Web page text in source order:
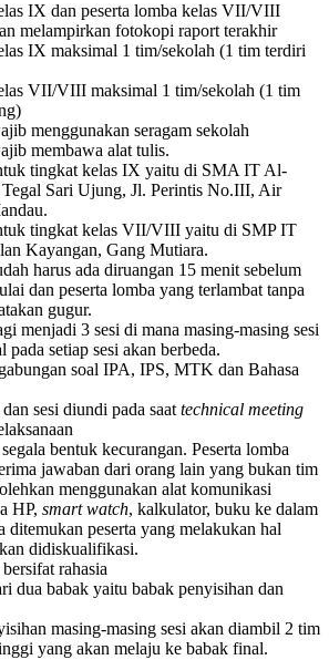
IX dan peserta lomba kelas VII/VIII
melampirkan fotokopi raport terakhir
IX maksimal 1 tim/sekolah (1 tim terdiri
VII/VIII maksimal 1 tim/sekolah (1 tim
menggunakan seragam sekolah
membawa alat tulis.
tingkat kelas IX yaitu di SMA IT Al-
Tegal Sari Ujung, Jl. Perintis No.III, Air
tingkat kelas VII/VIII yaitu di SMP IT
Kayangan, Gang Mutiara.
harus ada diruangan 15 menit sebelum
dan peserta lomba yang terlambat tanpa
gugur.
menjadi 3 sesi di mana masing-masing sesi
setiap sesi akan berbeda.
soal IPA, IPS, MTK dan Bahasa
sesi diundi pada saattechnical meeting
bentuk kecurangan. Peserta lomba
jawaban dari orang lain yang bukan tim
menggunakan alat komunikasi
HP, smart watch, kalkulator, buku ke dalam
ditemukan peserta yang melakukan hal
didiskualifikasi.
rahasia
dua babak yaitu babak penyisihan dan
masing-masing sesi akan diambil 2 tim
yang akan melaju ke babak final.